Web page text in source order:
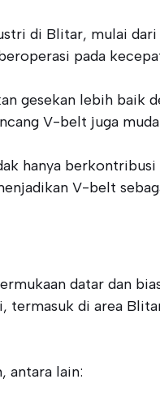
di Blitar, mulai
pada
gesekan lebih baik
V-belt juga
hanya
V-belt
datar dan
termasuk di area
antara lain: